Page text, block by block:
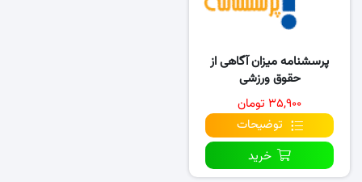
پرسشنامه میزان آگاهی از
حقوق ورزشی
۳۵,۹۰۰ تومان
توضیحات
خرید